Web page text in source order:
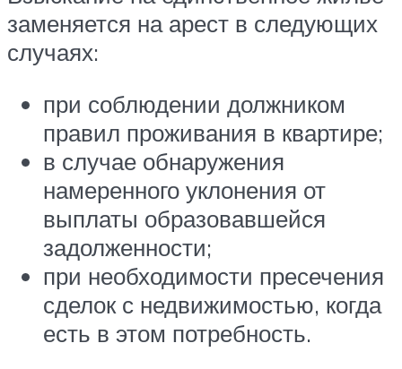
заменяется на арест в следующих
случаях:
при соблюдении должником
правил проживания в квартире;
в случае обнаружения
намеренного уклонения от
выплаты образовавшейся
задолженности;
при необходимости пресечения
сделок с недвижимостью, когда
есть в этом потребность.